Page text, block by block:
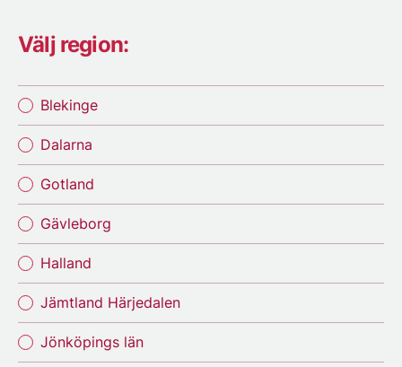
Välj region:
Blekinge
Dalarna
Gotland
Gävleborg
Halland
Jämtland Härjedalen
Jönköpings län